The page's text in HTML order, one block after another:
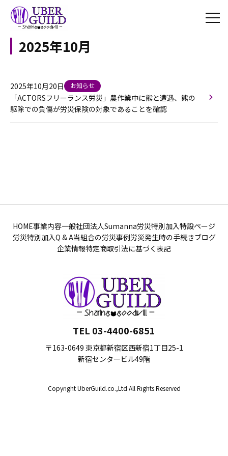
2025年10月
2025年10月20日 お知らせ
「ACTORSフリーランス労災」農作業中に熊と遭遇、熊の
駆除での負傷が労災保険の対象であることを確認
HOME事業内容一般社団法人Sumanna労災特別加入特設ページ
労災特別加入Q & A当組合の労災事例労災発生時の手続きブログ
企業情報特定商取引法に基づく表記
TEL 03-4400-6851
〒163-0649 東京都新宿区西新宿1丁目25-1
新宿センタービル49階
Copyright UberGuild.co.,Ltd All Rights Reserved